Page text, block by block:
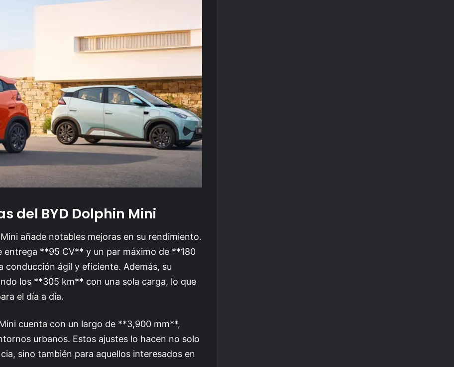
del BYD Dolphin Mini
añade notables mejoras en su rendimiento.
**95 CV** y un par máximo de **180
conducción ágil y eficiente. Además, su
los **305 km** con una sola carga, lo que
el día a día.
cuenta con un largo de **3,900 mm**,
urbanos. Estos ajustes lo hacen no solo
sino también para aquellos interesados en